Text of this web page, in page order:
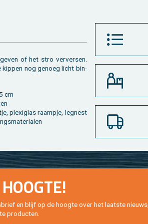
of het stro ver­ver­sen.
kip­pen nog ge­noeg licht bin­
cm
plexi­glas raam­pje, leg­nest
en blijf op de hoog­te over het laat­ste nieuws,
pro­duc­ten.